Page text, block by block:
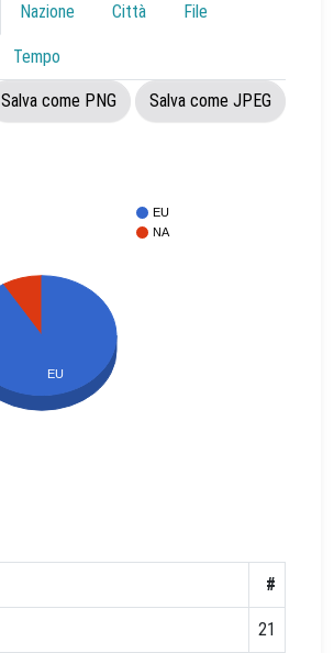
Nazione Città File
Tempo
Salva come PNG Salva come JPEG
EU
NA
EU
#
21